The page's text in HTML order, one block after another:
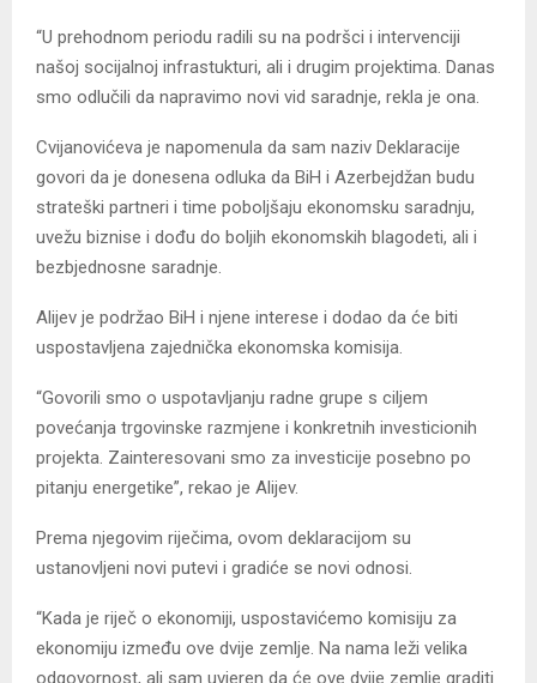
“U prehodnom periodu radili su na podršci i intervenciji
našoj socijalnoj infrastukturi, ali i drugim projektima. Danas
smo odlučili da napravimo novi vid saradnje, rekla je ona.
Cvijanovićeva je napomenula da sam naziv Deklaracije
govori da je donesena odluka da BiH i Azerbejdžan budu
strateški partneri i time poboljšaju ekonomsku saradnju,
uvežu biznise i dođu do boljih ekonomskih blagodeti, ali i
bezbjednosne saradnje.
Alijev je podržao BiH i njene interese i dodao da će biti
uspostavljena zajednička ekonomska komisija.
“Govorili smo o uspotavljanju radne grupe s ciljem
povećanja trgovinske razmjene i konkretnih investicionih
projekta. Zainteresovani smo za investicije posebno po
pitanju energetike”, rekao je Alijev.
Prema njegovim riječima, ovom deklaracijom su
ustanovljeni novi putevi i gradiće se novi odnosi.
“Kada je riječ o ekonomiji, uspostavićemo komisiju za
ekonomiju između ove dvije zemlje. Na nama leži velika
odgovornost, ali sam uvjeren da će ove dvije zemlje graditi